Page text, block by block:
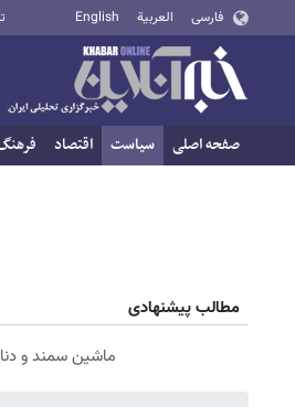
فارسی العربية English
صفحه اصلی سیاست اقتصاد
مطالب پیشنهادی
ماشین سمند و